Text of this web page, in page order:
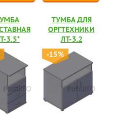
3.5*
ТУМБА ДЛЯ
ОРГТЕХНИКИ
ЛТ-3.2
-15%